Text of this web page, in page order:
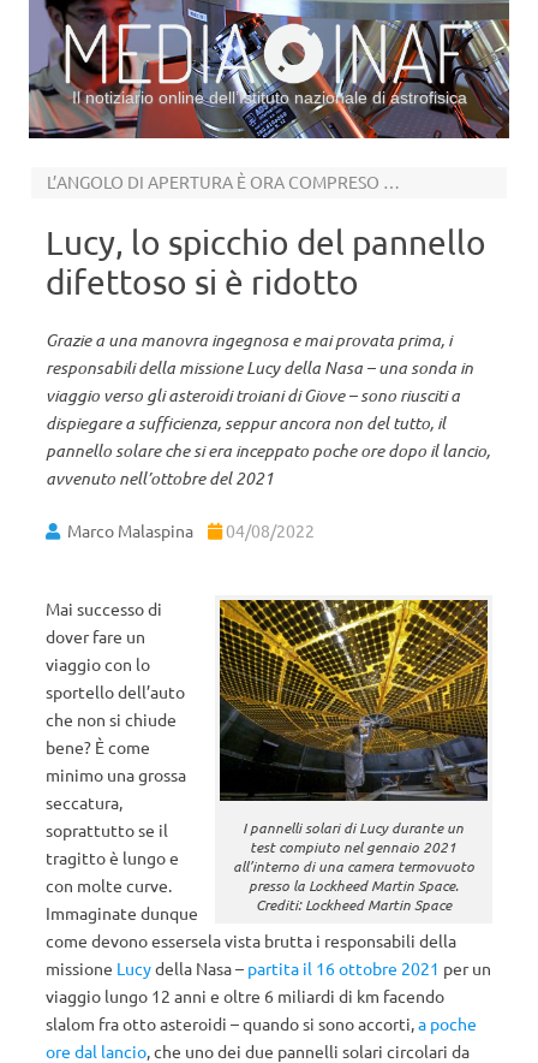
Il notiziario online dell’Istituto nazionale di astrofisica
L’ANGOLO DI APERTURA È ORA COMPRESO FRA I 353 E I 357 GRADI
Lucy, lo spicchio del pannello
difettoso si è ridotto
Grazie a una manovra ingegnosa e mai provata prima, i
responsabili della missione Lucy della Nasa – una sonda in
viaggio verso gli asteroidi troiani di Giove – sono riusciti a
dispiegare a sufficienza, seppur ancora non del tutto, il
pannello solare che si era inceppato poche ore dopo il lancio,
avvenuto nell’ottobre del 2021
Marco Malaspina 04/08/2022
I pannelli solari di Lucy durante un
test compiuto nel gennaio 2021
all’interno di una camera termovuoto
presso la Lockheed Martin Space.
Crediti: Lockheed Martin Space
Mai successo di
dover fare un
viaggio con lo
sportello dell’auto
che non si chiude
bene? È come
minimo una grossa
seccatura,
soprattutto se il
tragitto è lungo e
con molte curve.
Immaginate dunque
come devono essersela vista brutta i responsabili della
missione Lucydella Nasa – partita il 16 ottobre 2021 per un
viaggio lungo 12 anni e oltre 6 miliardi di km facendo
slalom fra otto asteroidi – quando si sono accorti,a poche
ore dal lancio, che uno dei due pannelli solari circolari da